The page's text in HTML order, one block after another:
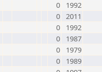
0
1992
0 2011
0
1992
0
1987
0
1979
0
1989